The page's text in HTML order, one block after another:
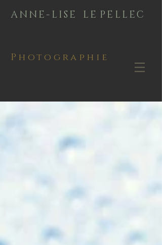
A N N E - L I S E L E P E L L E C
Photographie